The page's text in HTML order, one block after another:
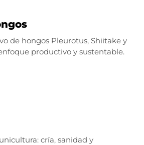
de hongos Pleurotus, Shiitake y
productivo y sustentable.
cría, sanidad y